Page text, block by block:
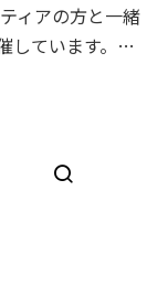
ィアの方と一緒
しています。…